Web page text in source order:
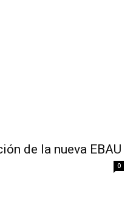
de la nueva EBAU
0